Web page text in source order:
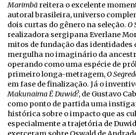
Marimbã reitera o excelente
autoral brasileira, universo
dois curtas do gênero na seleção. O
realizadora sergipana Everlane
mitos de fundação das identidades
mergulha no imaginário da
operando como uma espécie de
primeiro longa-metragem,O
em fase de finalização. Já o
Makunaima É Duwid?, de Gustavo
como ponto de partida uma
histórica sobre o impacto que as
especialmente a trajetória de